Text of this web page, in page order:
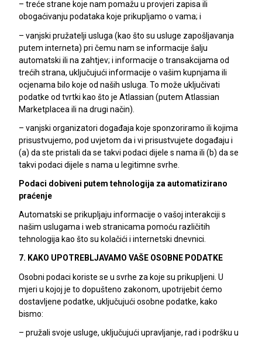
– treće strane koje nam pomažu u provjeri zapisa ili
obogaćivanju podataka koje prikupljamo o vama; i
– vanjski pružatelji usluga (kao što su usluge zapošljavanja
putem interneta) pri čemu nam se informacije šalju
automatski ili na zahtjev; i informacije o transakcijama od
trećih strana, uključujući informacije o vašim kupnjama ili
ocjenama bilo koje od naših usluga. To može uključivati
podatke od tvrtki kao što je Atlassian (putem Atlassian
Marketplacea ili na drugi način).
– vanjski organizatori događaja koje sponzoriramo ili kojima
prisustvujemo, pod uvjetom da i vi prisustvujete događaju i
(a) da ste pristali da se takvi podaci dijele s nama ili (b) da se
takvi podaci dijele s nama u legitimne svrhe.
Podaci dobiveni putem tehnologija za automatizirano
praćenje
Automatski se prikupljaju informacije o vašoj interakciji s
našim uslugama i web stranicama pomoću različitih
tehnologija kao što su kolačići i internetski dnevnici.
7. KAKO UPOTREBLJAVAMO VAŠE OSOBNE PODATKE
Osobni podaci koriste se u svrhe za koje su prikupljeni. U
mjeri u kojoj je to dopušteno zakonom, upotrijebit ćemo
dostavljene podatke, uključujući osobne podatke, kako
bismo:
– pružali svoje usluge, uključujući upravljanje, rad i podršku u